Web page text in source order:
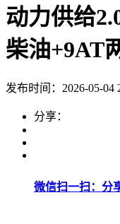
动力供给
柴油+9AT
发布时间：2026-05-04
分享：
微信扫一扫：分